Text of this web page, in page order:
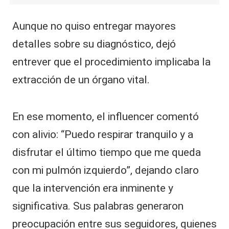
Aunque no quiso entregar mayores
detalles sobre su diagnóstico, dejó
entrever que el procedimiento implicaba la
extracción de un órgano vital.
En ese momento, el influencer comentó
con alivio: “Puedo respirar tranquilo y a
disfrutar el último tiempo que me queda
con mi pulmón izquierdo”, dejando claro
que la intervención era inminente y
significativa. Sus palabras generaron
preocupación entre sus seguidores, quienes